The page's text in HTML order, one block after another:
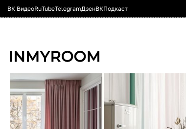
ВК ВидеоRuTubeTelegramДзенВКПодкаст